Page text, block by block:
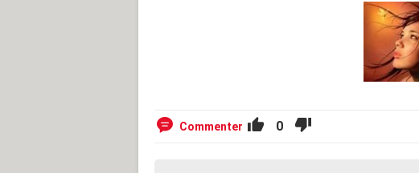
Commenter 0